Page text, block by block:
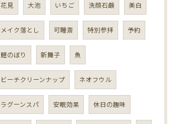
花見 大池 いちご 洗顔石鹸 美白
メイク落とし 可睡斎 特別参拝 予約
鯉のぼり 新舞子 魚
ビーチクリーンナップ ネオフウル
ラグーンスパ 安眠効果 休日の趣味